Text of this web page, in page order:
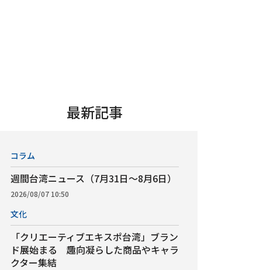
最新記事
コラム
週間台湾ニュース（7月31日～8月6日）
2026/08/07 10:50
文化
「クリエーティブエキスポ台湾」ブラン
ド展始まる 趣向凝らした商品やキャラ
クター集結